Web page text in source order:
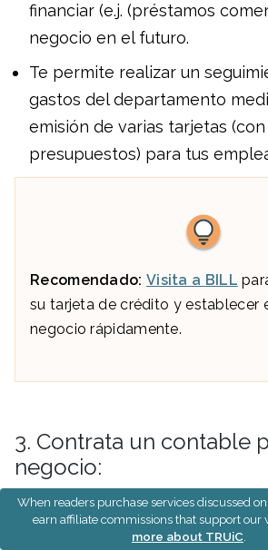
financiar (e.j. (préstamos
negocio en el futuro.
Te permite realizar un
gastos del departamento
emisión de varias tarjetas
presupuestos) para tus
Recomendado: Visita a BILL
su tarjeta de crédito y establecer
negocio rápidamente.
3. Contrata un contable
negocio:
Esto previene que tu negocio
en impuestos y también te
When readers purchase services discussed
earn affiliate commissions that support our
more about TRUiC